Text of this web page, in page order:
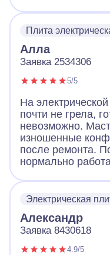
Плита
Алла
Заявка 2534306
5/5
На
почти не грела,
невозможно.
изношенные
после ремонта.
нормально
Электрическая
Александр
Заявка 8430618
4.9/5